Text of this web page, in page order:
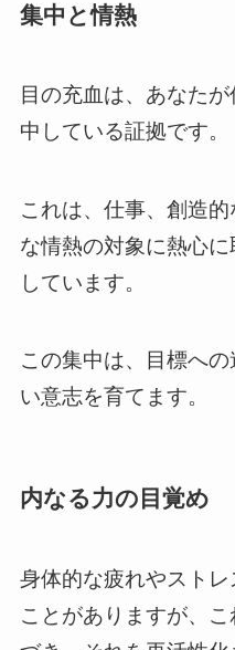
集中と情熱
目の充血は、あなた
中している証拠です。
これは、仕事、創造
な情熱の対象に熱心
しています。
この集中は、目標へ
い意志を育てます。
内なる力の目覚め
身体的な疲れやスト
ことがありますが、